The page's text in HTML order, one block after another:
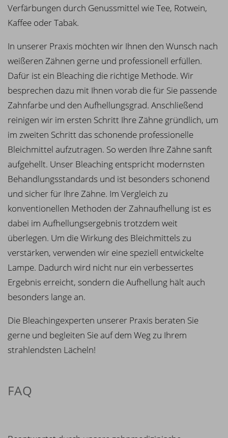
Verfärbungen durch Genussmittel wie Tee, Rotwein,
Kaffee oder Tabak.
In unserer Praxis möchten wir Ihnen den Wunsch nach
weißeren Zähnen gerne und professionell erfüllen.
Dafür ist ein Bleaching die richtige Methode. Wir
besprechen dazu mit Ihnen vorab die für Sie passende
Zahnfarbe und den Aufhellungsgrad. Anschließend
reinigen wir im ersten Schritt Ihre Zähne gründlich, um
im zweiten Schritt das schonende professionelle
Bleichmittel aufzutragen. So werden Ihre Zähne sanft
aufgehellt. Unser Bleaching entspricht modernsten
Behandlungsstandards und ist besonders schonend
und sicher für Ihre Zähne. Im Vergleich zu
konventionellen Methoden der Zahnaufhellung ist es
dabei im Aufhellungsergebnis trotzdem weit
überlegen. Um die Wirkung des Bleichmittels zu
verstärken, verwenden wir eine speziell entwickelte
Lampe. Dadurch wird nicht nur ein verbessertes
Ergebnis erreicht, sondern die Aufhellung hält auch
besonders lange an.
Die Bleachingexperten unserer Praxis beraten Sie
gerne und begleiten Sie auf dem Weg zu Ihrem
strahlendsten Lächeln!
FAQ